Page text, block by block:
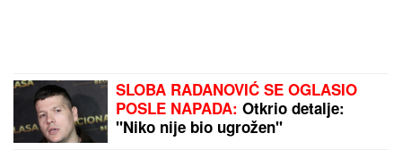
SLOBA RADANOVIĆ SE OGLASIO
POSLE NAPADA: Otkrio detalje:
"Niko nije bio ugrožen"